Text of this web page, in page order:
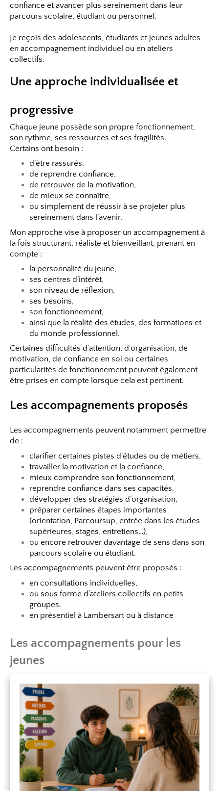
confiance et avancer plus sereinement dans leur
parcours scolaire, étudiant ou personnel.
Je reçois des adolescents, étudiants et jeunes adultes
en accompagnement individuel ou en ateliers
collectifs.
Une approche individualisée et
progressive
Chaque jeune possède son propre fonctionnement,
son rythme, ses ressources et ses fragilités.
Certains ont besoin :
d’être rassurés,
de reprendre confiance,
de retrouver de la motivation,
de mieux se connaître,
ou simplement de réussir à se projeter plus
sereinement dans l’avenir.
Mon approche vise à proposer un accompagnement à
la fois structurant, réaliste et bienveillant, prenant en
compte :
la personnalité du jeune,
ses centres d’intérêt,
son niveau de réflexion,
ses besoins,
son fonctionnement,
ainsi que la réalité des études, des formations et
du monde professionnel.
Certaines difficultés d’attention, d’organisation, de
motivation, de confiance en soi ou certaines
particularités de fonctionnement peuvent également
être prises en compte lorsque cela est pertinent.
Les accompagnements proposés
Les accompagnements peuvent notamment permettre
de :
clarifier certaines pistes d’études ou de métiers,
travailler la motivation et la confiance,
mieux comprendre son fonctionnement,
reprendre confiance dans ses capacités,
développer des stratégies d’organisation,
préparer certaines étapes importantes
(orientation, Parcoursup, entrée dans les études
supérieures, stages, entretiens…),
ou encore retrouver davantage de sens dans son
parcours scolaire ou étudiant.
Les accompagnements peuvent être proposés :
en consultations individuelles,
ou sous forme d’ateliers collectifs en petits
groupes.
en présentiel à Lambersart ou à distance
Les accompagnements pour les
jeunes